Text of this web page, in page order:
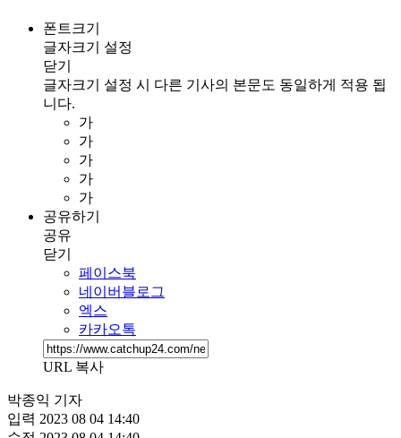
폰트크기
글자크기 설정
닫기
글자크기 설정 시 다른 기사의 본문도 동일하게 적용 됩
니다.
가
가
가
가
가
공유하기
공유
닫기
페이스북
네이버블로그
엑스
카카오톡
URL 복사
박종익 기자
입력 2023 08 04 14:40